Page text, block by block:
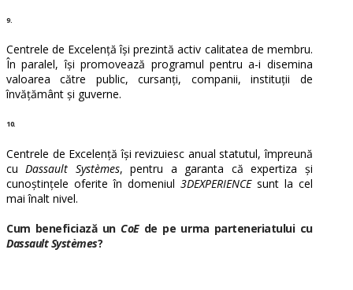
9.
Centrele de Excelență își prezintă activ calitatea de membru.
În paralel, își promovează programul pentru a-i disemina
valoarea către public, cursanți, companii, instituții de
învățământ și guverne.
10.
Centrele de Excelență își revizuiesc anual statutul, împreună
cuDassault Systèmes, pentru a garanta că expertiza și
cunoștințele oferite în domeniul 3DEXPERIENCE sunt la cel
mai înalt nivel.
Cum beneficiază unCoEde pe urma parteneriatului cu
Dassault Systèmes?